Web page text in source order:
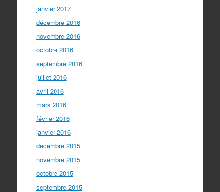
janvier 2017
décembre 2016
novembre 2016
octobre 2016
septembre 2016
juillet 2016
avril 2016
mars 2016
février 2016
janvier 2016
décembre 2015
novembre 2015
octobre 2015
septembre 2015